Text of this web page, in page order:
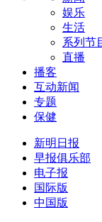
娱乐
生活
系列节
直播
播客
互动新闻
专题
保健
新明日报
早报俱乐部
电子报
国际版
中国版